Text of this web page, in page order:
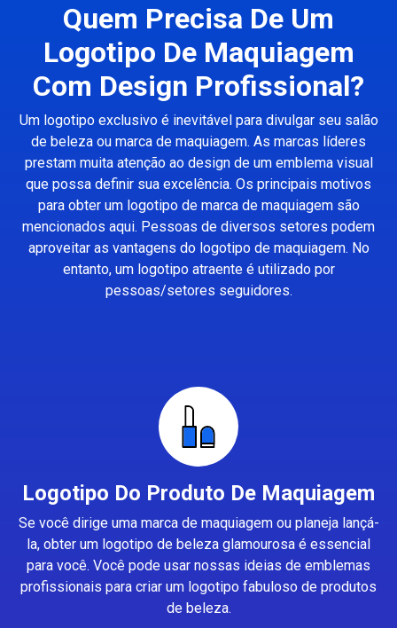
Quem Precisa De Um
Logotipo De Maquiagem
Com Design Profissional?
Um logotipo exclusivo é inevitável para divulgar seu salão
de beleza ou marca de maquiagem. As marcas líderes
prestam muita atenção ao design de um emblema visual
que possa definir sua excelência. Os principais motivos
para obter um logotipo de marca de maquiagem são
mencionados aqui. Pessoas de diversos setores podem
aproveitar as vantagens do logotipo de maquiagem. No
entanto, um logotipo atraente é utilizado por
pessoas/setores seguidores.
Logotipo Do Produto De Maquiagem
Se você dirige uma marca de maquiagem ou planeja lançá-
la, obter um logotipo de beleza glamourosa é essencial
para você. Você pode usar nossas ideias de emblemas
profissionais para criar um logotipo fabuloso de produtos
de beleza.